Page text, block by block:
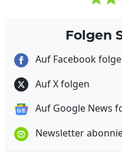
Folgen
Auf Facebook
Auf X folgen
Auf Google News
Newsletter